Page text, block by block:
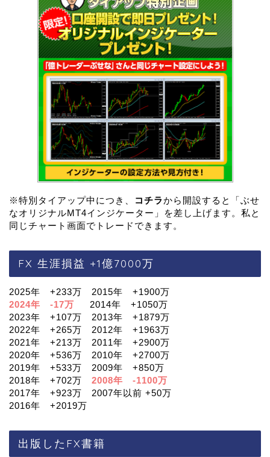
※特別タイアップ中につき、 コチラから開設すると「ぶせ
なオリジナルMT4インジケーター」を差し上げます。私と
同じチャート画面でトレードできます。
FX 生涯損益 +1億7000万
2025年 +233万 2015年 +1900万
2024年 -17万
2014年 +1050万
2023年 +107万 2013年 +1879万
2022年 +265万 2012年 +1963万
2021年 +213万 2011年 +2900万
2020年 +536万 2010年 +2700万
2019年 +533万 2009年 +850万
2018年 +702万 2008年 -1100万
2017年 +923万 2007年以前 +50万
2016年 +2019万
出版したFX書籍